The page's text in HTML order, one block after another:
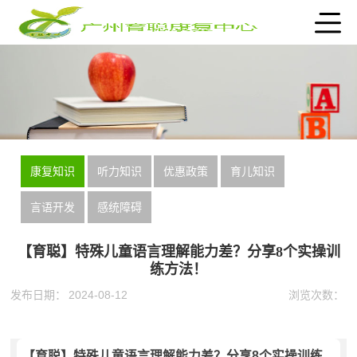
康复知识 听力知识 优惠政策 育儿知识
言语开发 感统障碍
【育聪】特殊儿童语言理解能力差？分享8个实操训
练方法！
发布日期： 2024-08-12 浏览次数：